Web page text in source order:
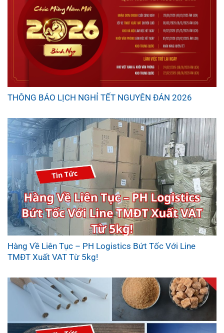
THÔNG BÁO LỊCH NGHỈ TẾT NGUYÊN ĐÁN 2026
Hàng Về Liên Tục – PH Logistics Bứt Tốc Với Line
TMĐT Xuất VAT Từ 5kg!